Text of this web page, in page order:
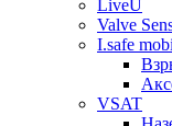
LiveU
Valve
I.safe
VSAT